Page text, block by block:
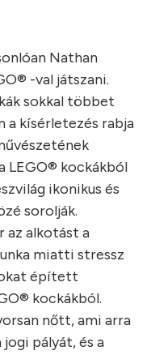
Nathan
-val játszani.
sokkal többet
a kísérletezés rabja
LEGO® kockákból
ikonikus és
sorolják.
az alkotást a
miatti stressz
épített
kockákból.
nőtt, ami arra
pályát, és a